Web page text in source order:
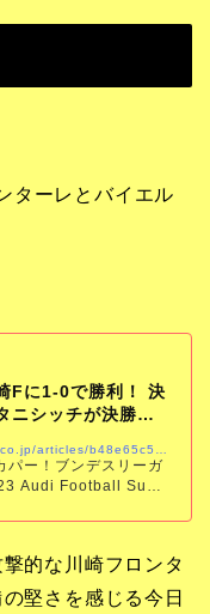
ターレとバイエル
Fに1-0で勝利！ 決
ニシッチが決勝点
https://news.yahoo.co.jp/articles/b48e65c54e12b4d52a87d82d8bbb940f9d56538a
パー！ブンデスリーガ
Audi Football Sum
われ、0-1でバイエル
的な川崎フロンタ
堅さを感じる今日